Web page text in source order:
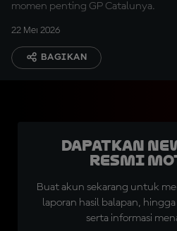
momen penting GP Catalunya.
22 Mei 2026
BAGIKAN
Dapatkan
Resmi
Buat akun sekarang untuk
laporan hasil balapan,
serta informasi